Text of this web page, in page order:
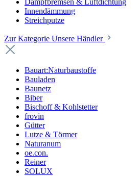
Dampfbremsen & Luftdichtung
Innendämmung
Streichputze
Zur Kategorie Unsere Händler
Bauart:Naturbaustoffe
Bauladen
Baunetz
Biber
Bischoff & Kohlstetter
frovin
Gütter
Lutze & Törmer
Naturanum
oe.con.
Reiner
SOLUX